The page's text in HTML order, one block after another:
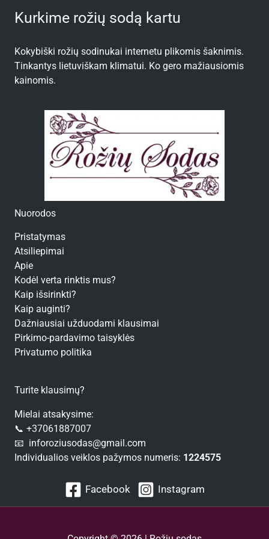
Kurkime rožių sodą kartu
Kokybiški rožių sodinukai internetu plikomis šaknimis.
Tinkantys lietuviškam klimatui. Ko gero mažiausiomis
kainomis.
Nuorodos
Pristatymas
Atsiliepimai
Apie
Kodėl verta rinktis mus?
Kaip išsirinkti?
Kaip auginti?
Dažniausiai užduodami klausimai
Pirkimo-pardavimo taisyklės
Privatumo politika
Turite klausimų?
Mielai atsakysime:
📞 +37061887007
📧 inforoziusodas@gmail.com
Individualios veiklos pažymos numeris: 1224575
Facebook Instagram